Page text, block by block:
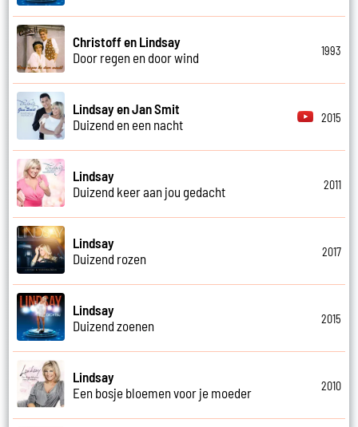
Christoff en Lindsay
Door regen en door wind
1993
Lindsay en Jan Smit
Duizend en een nacht
2015
Lindsay
Duizend keer aan jou gedacht
2011
Lindsay
Duizend rozen
2017
Lindsay
Duizend zoenen
2015
Lindsay
Een bosje bloemen voor je moeder
2010